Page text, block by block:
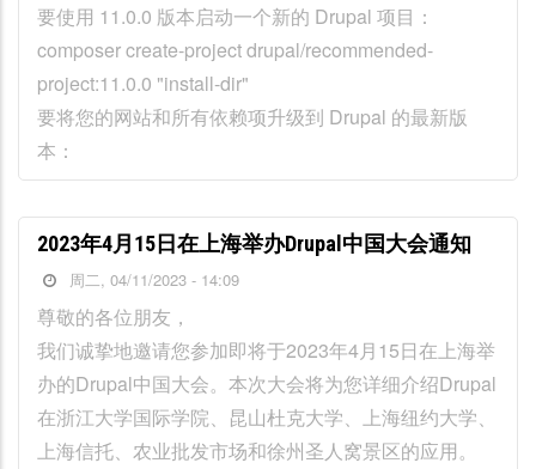
要使用 11.0.0 版本启动一个新的 Drupal 项目：
composer create-project drupal/recommended-
project:11.0.0 "install-dir"
要将您的网站和所有依赖项升级到 Drupal 的最新版
本：
2023年4月15日在上海举办Drupal中国大会通知
周二, 04/11/2023 - 14:09
尊敬的各位朋友，
我们诚挚地邀请您参加即将于2023年4月15日在上海举
办的Drupal中国大会。本次大会将为您详细介绍Drupal
在浙江大学国际学院、昆山杜克大学、上海纽约大学、
上海信托、农业批发市场和徐州圣人窝景区的应用。